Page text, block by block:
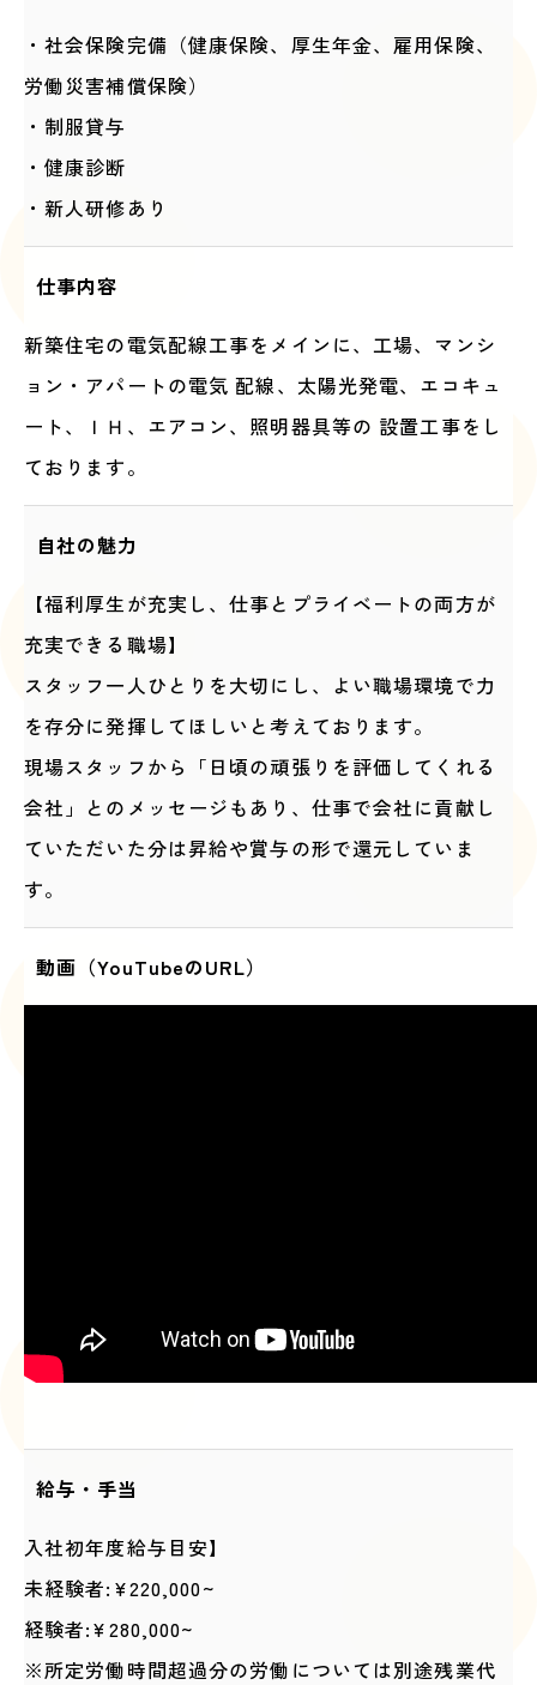
・社会保険完備（健康保険、厚生年金、雇用保険、
労働災害補償保険）
・制服貸与
・健康診断
・新人研修あり
仕事内容
新築住宅の電気配線工事をメインに、工場、マンシ
ョン・アパートの電気 配線、太陽光発電、エコキュ
ート、ＩＨ、エアコン、照明器具等の 設置工事をし
ております。
自社の魅力
【福利厚生が充実し、仕事とプライベートの両方が
充実できる職場】
スタッフ一人ひとりを大切にし、よい職場環境で力
を存分に発揮してほしいと考えております。
現場スタッフから「日頃の頑張りを評価してくれる
会社」とのメッセージもあり、仕事で会社に貢献し
ていただいた分は昇給や賞与の形で還元していま
す。
動画（YouTubeのURL）
給与・手当
入社初年度給与目安】
未経験者:¥220,000~
経験者:¥280,000~
※所定労働時間超過分の労働については別途残業代